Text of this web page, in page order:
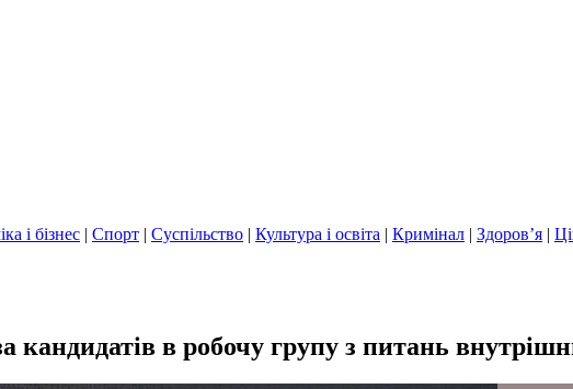
і бізнес | Спорт | Суспільство | Культура і освіта | Кримінал | Здоров’я |
кандидатів в робочу групу з питань